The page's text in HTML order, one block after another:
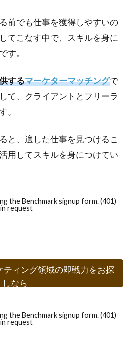
前でも仕事を獲得しやすいの
てこなす中で、スキルを身に
す。
するマーケターマッチングで
て、クライアントとフリーラ
。
と、適した仕事を見つけるこ
用してスキルを身につけてい
the Benchmark signup form. (401)
request
ティング領域の即戦力をお探
しなら
the Benchmark signup form. (401)
request